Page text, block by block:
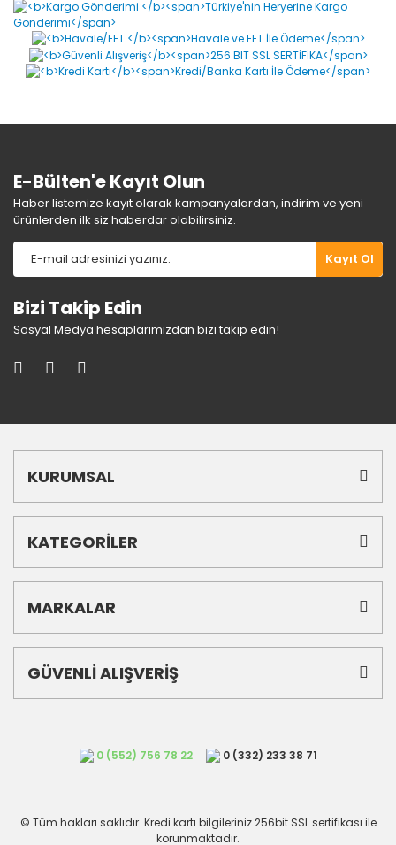
Yorum Yaz
Ürün resmi kalitesiz, bozuk veya görüntülenemiyor.
Ürün açıklamasında eksik bilgiler bulunuyor.
Ürün bilgilerinde hatalar bulunuyor.
E-Bülten'e Kayıt Olun
Haber listemize kayıt olarak kampanyalardan, indirim ve yeni
ürünlerden ilk siz haberdar olabilirsiniz.
Kayıt Ol
Bizi Takip Edin
Sosyal Medya hesaplarımızdan bizi takip edin!
KURUMSAL
KATEGORİLER
MARKALAR
GÜVENLİ ALIŞVERİŞ
0 (552) 756 78 22 0 (332) 233 38 71
© Tüm hakları saklıdır. Kredi kartı bilgileriniz 256bit SSL sertifikası ile
korunmaktadır.